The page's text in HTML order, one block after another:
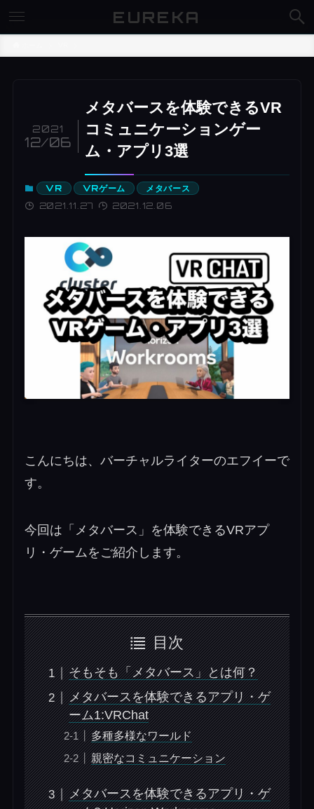
EUREKA
メタバースを体験できるVR
コミュニケーションゲー
ム・アプリ3選
2021
12/06
VR VRゲーム メタバース
2021.11.27 2021.12.06
こんにちは、バーチャルライターのエフイーで
す。
今回は「メタバース」を体験できるVRアプ
リ・ゲームをご紹介します。
目次
そもそも「メタバース」とは何？
メタバースを体験できるアプリ・ゲ
ーム1:VRChat
多種多様なワールド
親密なコミュニケーション
メタバースを体験できるアプリ・ゲ